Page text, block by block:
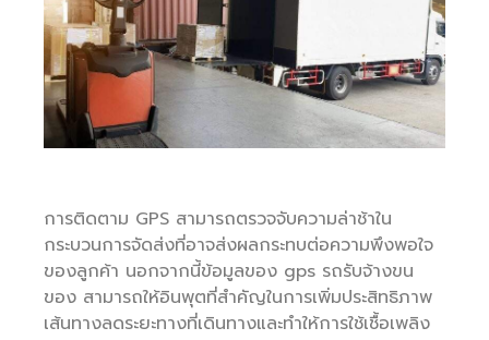
การติดตาม GPS สามารถตรวจจับความล่าช้าใน
กระบวนการจัดส่งที่อาจส่งผลกระทบต่อความพึงพอใจ
ของลูกค้า นอกจากนี้ข้อมูลของ gps รถรับจ้างขน
ของ สามารถให้อินพุตที่สำคัญในการเพิ่มประสิทธิภาพ
เส้นทางลดระยะทางที่เดินทางและทำให้การใช้เชื้อเพลิง